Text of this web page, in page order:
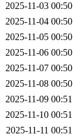
2025-11-03 00:50
2025-11-04 00:50
2025-11-05 00:50
2025-11-06 00:50
2025-11-07 00:50
2025-11-08 00:50
2025-11-09 00:51
2025-11-10 00:51
2025-11-11 00:51